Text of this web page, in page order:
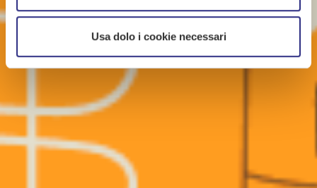
Usa dolo i cookie necessari